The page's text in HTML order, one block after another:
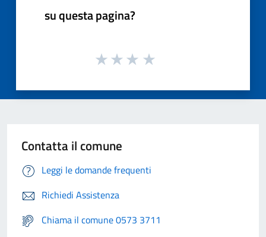
su questa pagina?
Contatta il comune
Leggi le domande frequenti
Richiedi Assistenza
Chiama il comune 0573 3711